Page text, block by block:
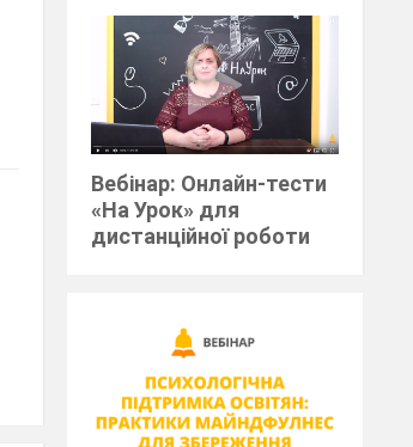
Вебінар: Онлайн-тести
«На Урок» для
дистанційної роботи